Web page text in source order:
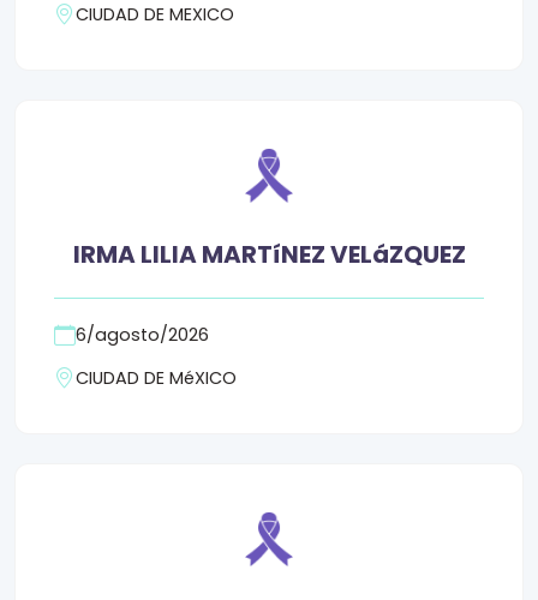
CIUDAD DE MEXICO
IRMA LILIA MARTíNEZ VELáZQUEZ
6/agosto/2026
CIUDAD DE MéXICO